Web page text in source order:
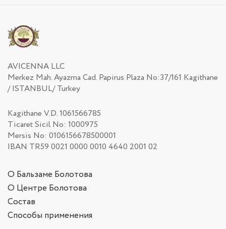
AVICENNA LLC
Merkez Mah. Ayazma Cad. Papirus Plaza No:37/161 Kagithane
/ ISTANBUL/ Turkey
Kagithane V.D. 1061566785
Ticaret Sicil No: 1000975
Mersis No: 0106156678500001
IBAN TR59 0021 0000 0010 4640 2001 02
О Бальзаме Болотова
О Центре Болотова
Состав
Способы применения